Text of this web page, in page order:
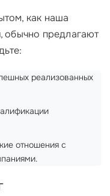
как наша
обычно предлагают
реализованных
отношения с